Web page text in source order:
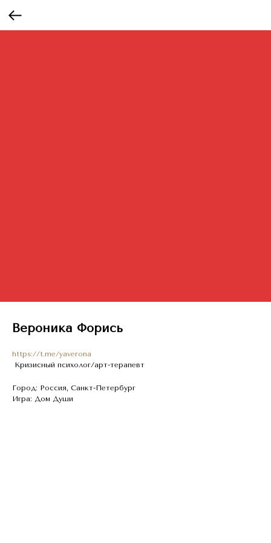
Вероника Форись
https://t.me/yaverona
Кризисный психолог/арт-терапевт
Город: Россия, Санкт-Петербург
Игра: Дом Души